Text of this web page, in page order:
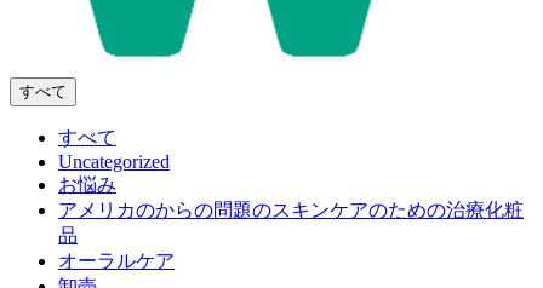
すべて
すべて
Uncategorized
お悩み
アメリカのからの問題のスキンケアのための治療化粧
品
オーラルケア